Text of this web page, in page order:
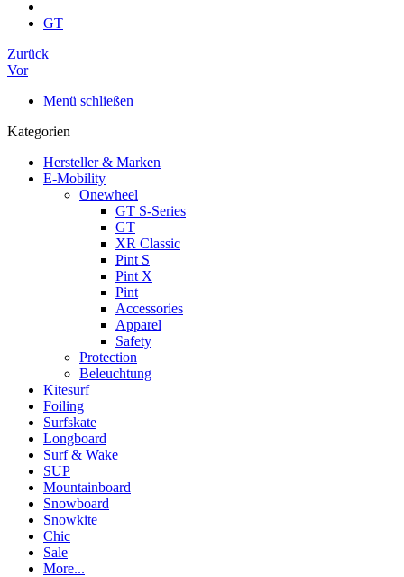
GT
Zurück
Vor
Menü schließen
Kategorien
Hersteller & Marken
E-Mobility
Onewheel
GT S-Series
GT
XR Classic
Pint S
Pint X
Pint
Accessories
Apparel
Safety
Protection
Beleuchtung
Kitesurf
Foiling
Surfskate
Longboard
Surf & Wake
SUP
Mountainboard
Snowboard
Snowkite
Chic
Sale
More...